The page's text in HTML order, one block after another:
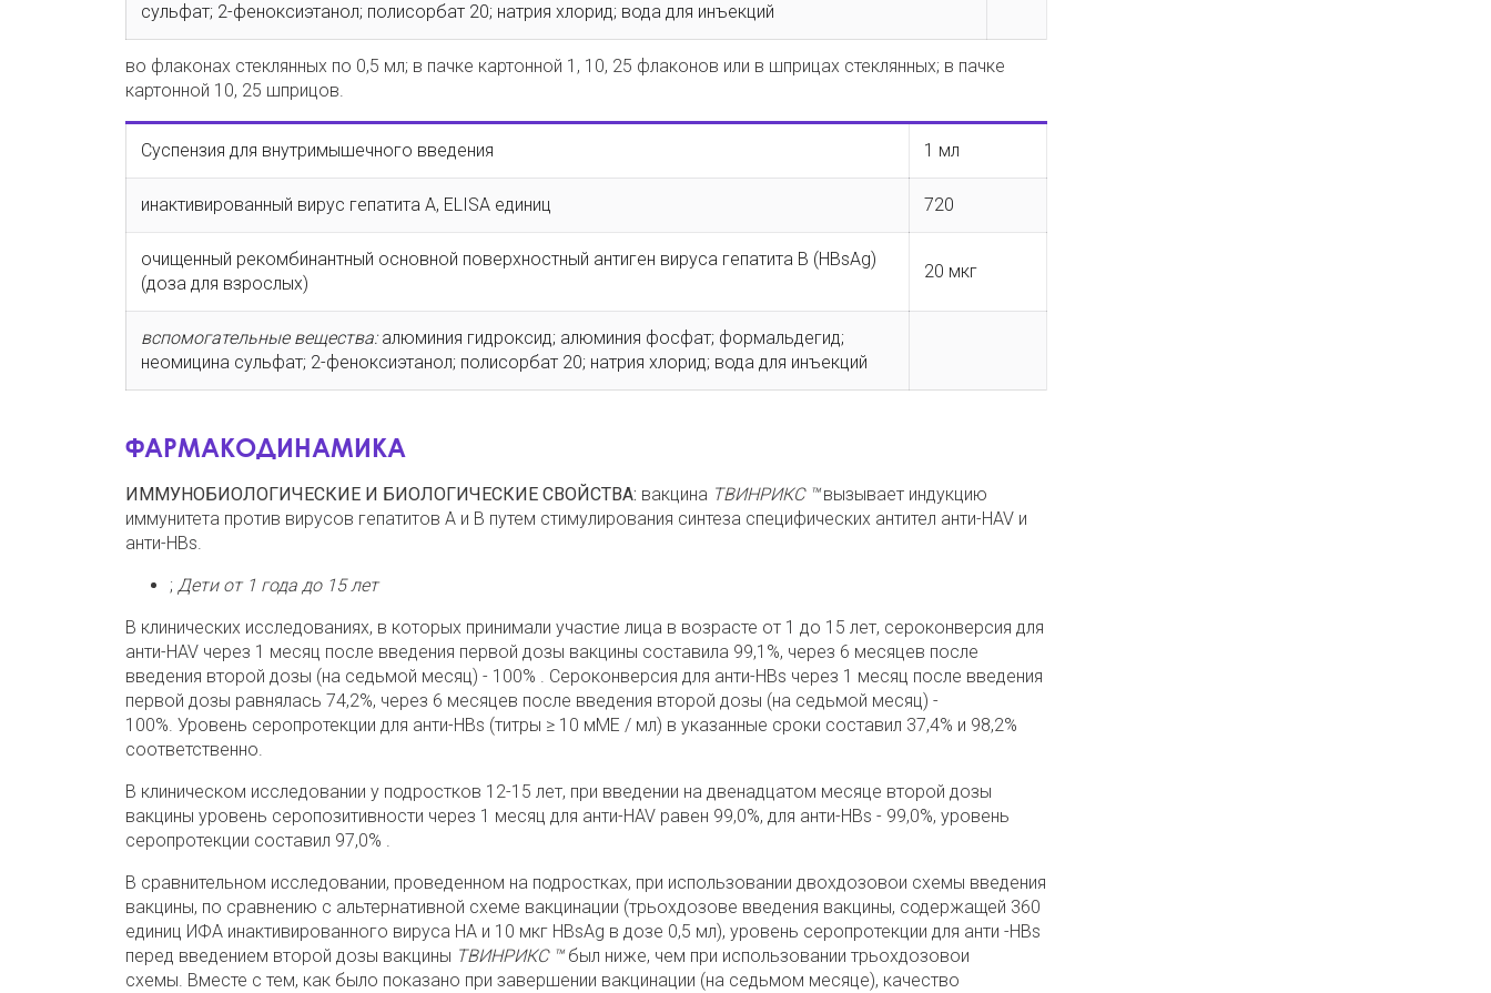
сульфат; 2-феноксиэтанол; полисорбат 20; натрия хлорид; вода для инъекций
во флаконах стеклянных по 0,5 мл; в пачке картонной 1, 10, 25 флаконов или в шприцах стеклянных; в пачке
картонной 10, 25 шприцов.
Суспензия для внутримышечного введения 1 мл
инактивированный вирус гепатита A, ELISA единиц 720
очищенный рекомбинантный основной поверхностный антиген вируса гепатита B (HBsAg)
(доза для взрослых)
20 мкг
вспомогательные вещества: алюминия гидроксид; алюминия фосфат; формальдегид;
неомицина сульфат; 2-феноксиэтанол; полисорбат 20; натрия хлорид; вода для инъекций
ФАРМАКОДИНАМИКА
ИММУНОБИОЛОГИЧЕСКИЕ И БИОЛОГИЧЕСКИЕ СВОЙСТВА: вакцина ТВИНРИКС ™ вызывает индукцию
иммунитета против вирусов гепатитов А и В путем стимулирования синтеза специфических антител анти-HAV и
анти-HBs.
; Дети от 1 года до 15 лет
В клинических исследованиях, в которых принимали участие лица в возрасте от 1 до 15 лет, сероконверсия для
анти-HAV через 1 месяц после введения первой дозы вакцины составила 99,1%, через 6 месяцев после
введения второй дозы (на седьмой месяц) - 100% . Сероконверсия для анти-HBs через 1 месяц после введения
первой дозы равнялась 74,2%, через 6 месяцев после введения второй дозы (на седьмой месяц) -
100%. Уровень серопротекции для анти-HBs (титры ≥ 10 мМЕ / мл) в указанные сроки составил 37,4% и 98,2%
соответственно.
В клиническом исследовании у подростков 12-15 лет, при введении на двенадцатом месяце второй дозы
вакцины уровень серопозитивности через 1 месяц для анти-HAV равен 99,0%, для анти-HBs - 99,0%, уровень
серопротекции составил 97,0% .
В сравнительном исследовании, проведенном на подростках, при использовании двохдозовои схемы введения
вакцины, по сравнению с альтернативной схеме вакцинации (трьохдозове введения вакцины, содержащей 360
единиц ИФА инактивированного вируса НА и 10 мкг HBsAg в дозе 0,5 мл), уровень серопротекции для анти -HBs
перед введением второй дозы вакцины ТВИНРИКС ™был ниже, чем при использовании трьохдозовои
схемы. Вместе с тем, как было показано при завершении вакцинации (на седьмом месяце), качество